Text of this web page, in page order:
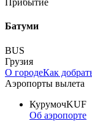
Прибытие
Батуми
BUS
Грузия
О городеКак
Аэропорты вылета
КурумочKUF
Об аэропорте